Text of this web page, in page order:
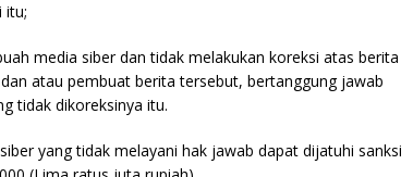
itu;
media siber dan tidak melakukan koreksi atas berita
atau pembuat berita tersebut, bertanggung jawab
tidak dikoreksinya itu.
yang tidak melayani hak jawab dapat dijatuhi sanksi